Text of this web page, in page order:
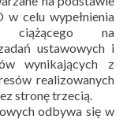
celu wypełnienia
ciążącego na
ustawowych i
wynikających z
realizowanych
stronę trzecią.
odbywa się w